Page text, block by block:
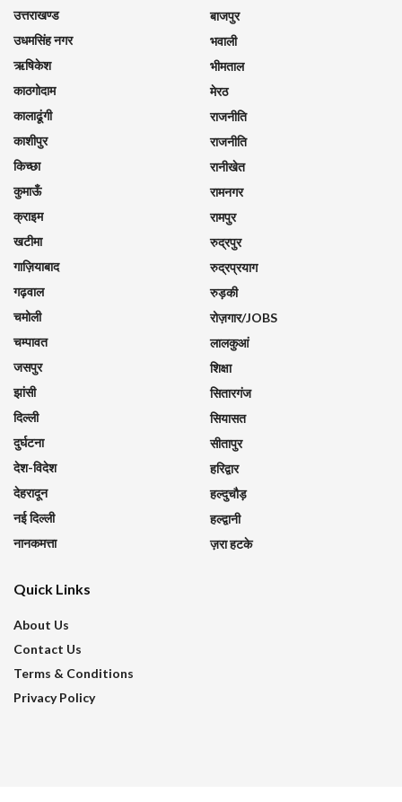
उत्तराखण्ड
उधमसिंह नगर
ऋषिकेश
काठगोदाम
कालाढूंगी
काशीपुर
किच्छा
कुमाऊँ
क्राइम
खटीमा
गाज़ियाबाद
गढ़वाल
चमोली
चम्पावत
जसपुर
झांसी
दिल्ली
दुर्घटना
देश-विदेश
देहरादून
नई दिल्ली
नानकमत्ता
बाजपुर
भवाली
भीमताल
मेरठ
राजनीति
राजनीति
रानीखेत
रामनगर
रामपुर
रुद्रपुर
रुद्रप्रयाग
रुड़की
रोज़गार/JOBS
लालकुआं
शिक्षा
सितारगंज
सियासत
सीतापुर
हरिद्वार
हल्दुचौड़
हल्द्वानी
ज़रा हटके
Quick Links
About Us
Contact Us
Terms & Conditions
Privacy Policy